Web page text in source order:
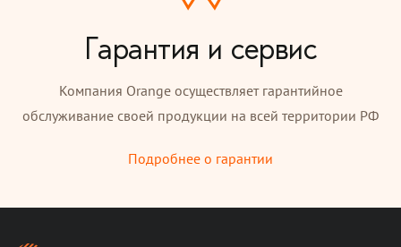
Гарантия и сервис
Компания Orange осуществляет гарантийное
обслуживание своей продукции на всей территории РФ
Подробнее о гарантии